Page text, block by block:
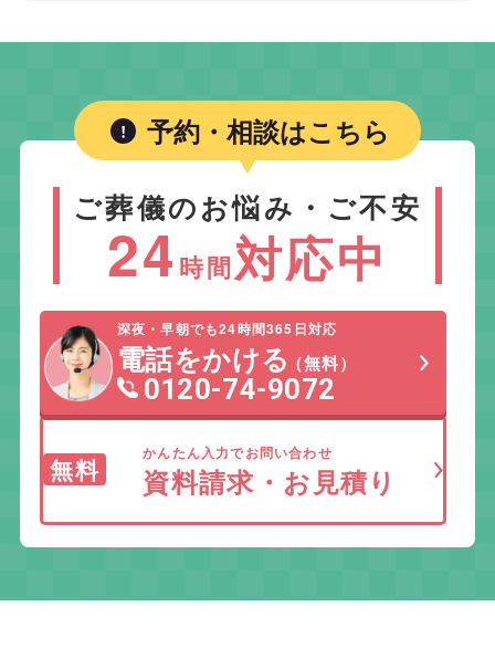
予約・相談はこちら
ご葬儀のお悩み・ご不安
24 時間対応中
深夜・早朝でも24時間365日対応
電話をかける（無料）
0120-74-9072
無料
かんたん入力でお問い合わせ
資料請求・お見積り